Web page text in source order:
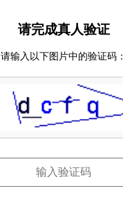
请完成真人验证
请输入以下图片中的验证码：